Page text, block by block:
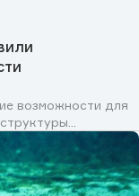
возможности для